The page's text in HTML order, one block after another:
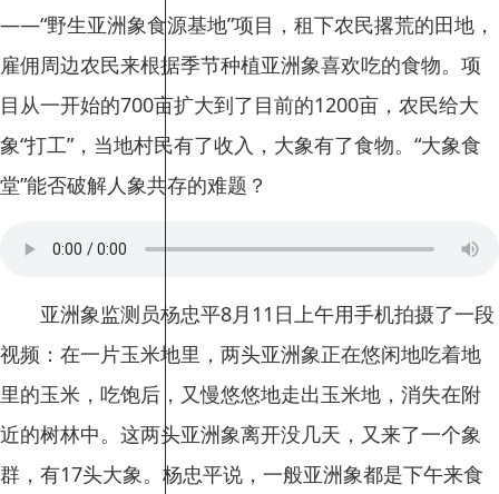
——“野生亚洲象食源基地”项目，租下农民撂荒的田地，
雇佣周边农民来根据季节种植亚洲象喜欢吃的食物。项
目从一开始的700亩扩大到了目前的1200亩，农民给大
象“打工”，当地村民有了收入，大象有了食物。“大象食
堂”能否破解人象共存的难题？
亚洲象监测员杨忠平8月11日上午用手机拍摄了一段
视频：在一片玉米地里，两头亚洲象正在悠闲地吃着地
里的玉米，吃饱后，又慢悠悠地走出玉米地，消失在附
近的树林中。这两头亚洲象离开没几天，又来了一个象
群，有17头大象。杨忠平说，一般亚洲象都是下午来食